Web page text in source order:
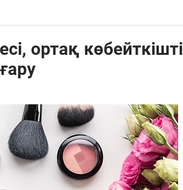
ортақ көбейткішті